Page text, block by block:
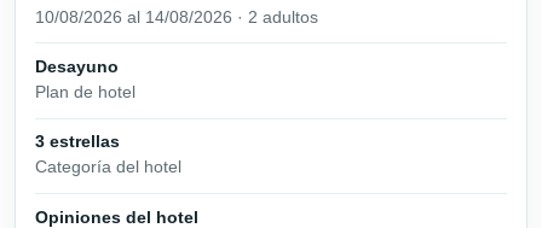
10/08/2026 al 14/08/2026 · 2 adultos
Desayuno
Plan de hotel
3 estrellas
Categoría del hotel
Opiniones del hotel